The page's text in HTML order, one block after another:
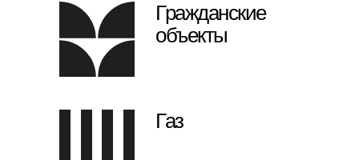
Гражданские
объекты
Газ